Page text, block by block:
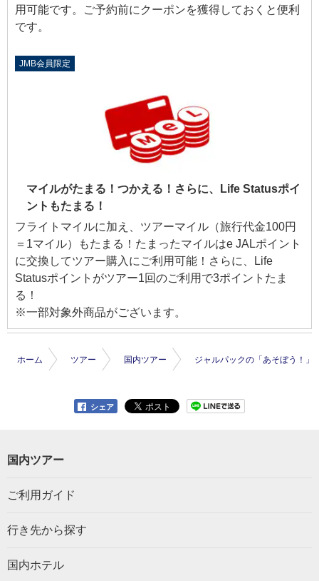
用可能です。ご予約前にクーポンを獲得しておくと便利
です。
JMB会員限定
マイルがたまる！つかえる！さらに、Life Statusポイ
ントもたまる！
フライトマイルに加え、ツアーマイル（旅行代金100円
＝1マイル）もたまる！たまったマイルはe JALポイント
に交換してツアー購入にご利用可能！さらに、Life
Statusポイントがツアー1回のご利用で3ポイントたま
る！
※一部対象外商品がございます。
ホーム ツアー 国内ツアー ジャルパックの「あそぼう！」
シェア
国内ツアー
ご利用ガイド
行き先から探す
国内ホテル